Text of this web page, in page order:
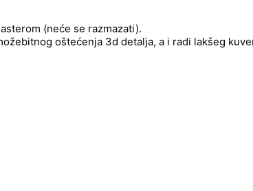
(neće se razmazati).
oštećenja 3d detalja, a i radi lakšeg